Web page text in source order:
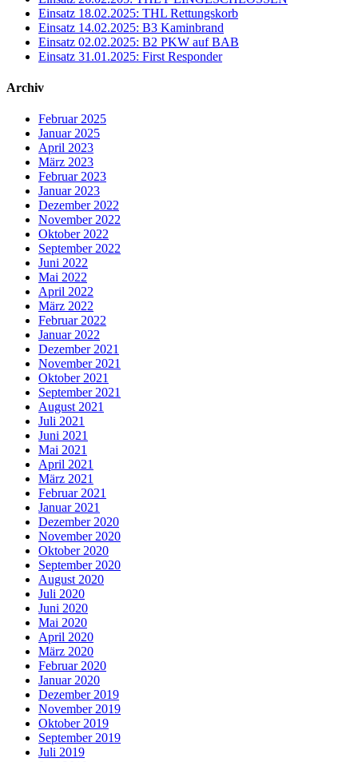
Einsatz 18.02.2025: THL Rettungskorb
Einsatz 14.02.2025: B3 Kaminbrand
Einsatz 02.02.2025: B2 PKW auf BAB
Einsatz 31.01.2025: First Responder
Archiv
Februar 2025
Januar 2025
April 2023
März 2023
Februar 2023
Januar 2023
Dezember 2022
November 2022
Oktober 2022
September 2022
Juni 2022
Mai 2022
April 2022
März 2022
Februar 2022
Januar 2022
Dezember 2021
November 2021
Oktober 2021
September 2021
August 2021
Juli 2021
Juni 2021
Mai 2021
April 2021
März 2021
Februar 2021
Januar 2021
Dezember 2020
November 2020
Oktober 2020
September 2020
August 2020
Juli 2020
Juni 2020
Mai 2020
April 2020
März 2020
Februar 2020
Januar 2020
Dezember 2019
November 2019
Oktober 2019
September 2019
Juli 2019